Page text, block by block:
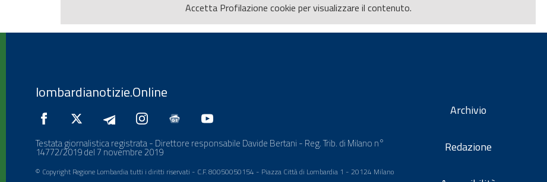
Accetta Profilazione cookie per visualizzare il contenuto.
lombardianotizie.Online
Testata giornalistica registrata - Direttore responsabile Davide Bertani - Reg. Trib. di Milano n°
14772/2019 del 7 novembre 2019
© Copyright Regione Lombardia tutti i diritti riservati - C.F. 80050050154 - Piazza Città di Lombardia 1 - 20124 Milano
Archivio
Redazione